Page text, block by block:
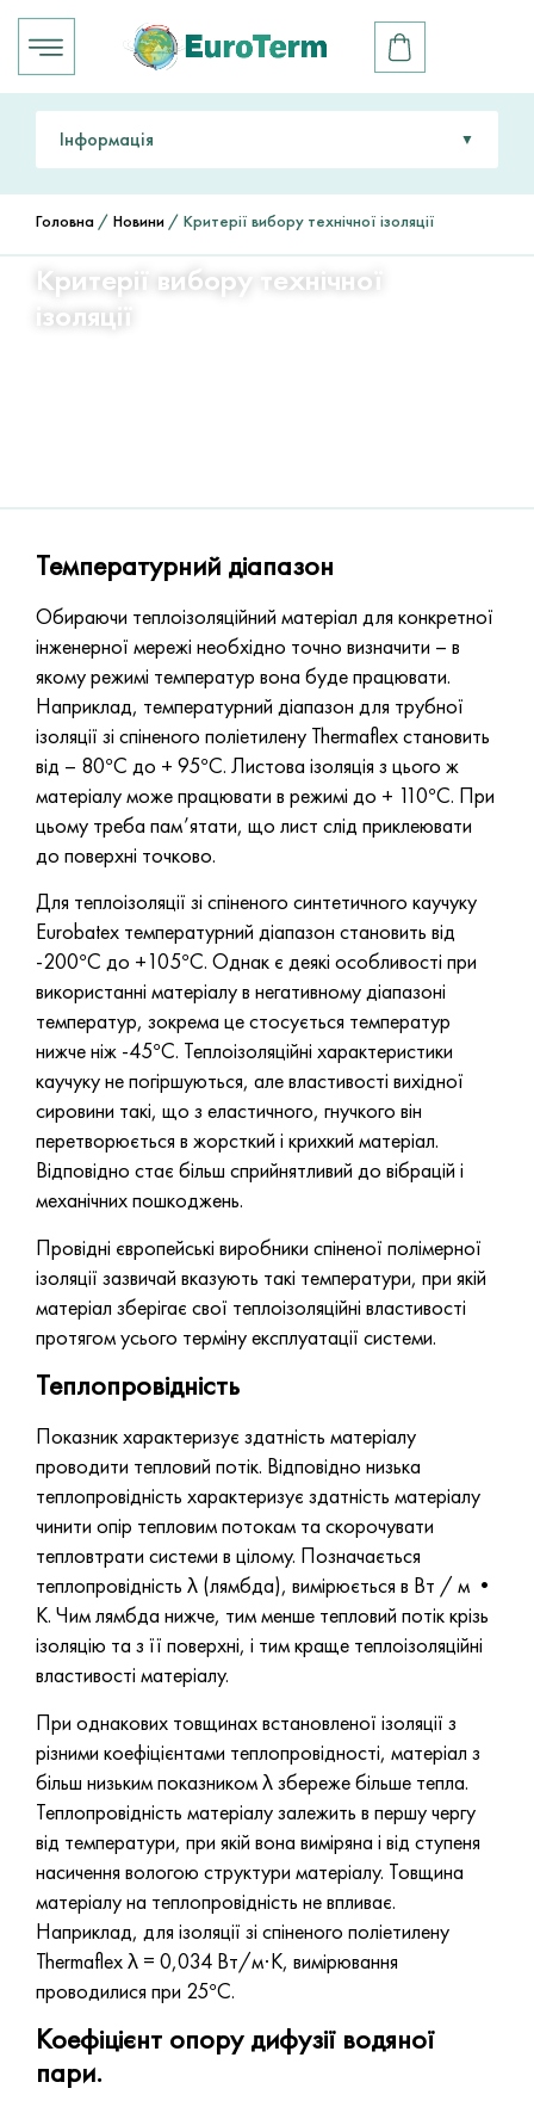
Інформація
Всі акції та події
Події
Акції
Головна / Новини / Критерії вибору технічної ізоляції
Критерії вибору технічної
ізоляції
Температурний діапазон
Обираючи теплоізоляційний матеріал для конкретної
інженерної мережі необхідно точно визначити – в
якому режимі температур вона буде працювати.
Наприклад, температурний діапазон для трубної
ізоляції зі спіненого поліетилену Thermaflex становить
від – 80°С до + 95°С. Листова ізоляція з цього ж
матеріалу може працювати в режимі до + 110°С. При
цьому треба пам’ятати, що лист слід приклеювати
до поверхні точково.
Для теплоізоляції зі спіненого синтетичного каучуку
Eurobatex температурний діапазон становить від
-200°С до +105°С. Однак є деякі особливості при
використанні матеріалу в негативному діапазоні
температур, зокрема це стосується температур
нижче ніж -45°С. Теплоізоляційні характеристики
каучуку не погіршуються, але властивості вихідної
сировини такі, що з еластичного, гнучкого він
перетворюється в жорсткий і крихкий матеріал.
Відповідно стає більш сприйнятливий до вібрацій і
механічних пошкоджень.
Провідні європейські виробники спіненої полімерної
ізоляції зазвичай вказують такі температури, при якій
матеріал зберігає свої теплоізоляційні властивості
протягом усього терміну експлуатації системи.
Теплопровідність
Показник характеризує здатність матеріалу
проводити тепловий потік. Відповідно низька
теплопровідність характеризує здатність матеріалу
чинити опір тепловим потокам та скорочувати
тепловтрати системи в цілому. Позначається
теплопровідність λ (лямбда), вимірюється в Вт / м •
К. Чим лямбда нижче, тим менше тепловий потік крізь
ізоляцію та з її поверхні, і тим краще теплоізоляційні
властивості матеріалу.
При однакових товщинах встановленої ізоляції з
різними коефіцієнтами теплопровідності, матеріал з
більш низьким показником λ збереже більше тепла.
Теплопровідність матеріалу залежить в першу чергу
від температури, при якій вона виміряна і від ступеня
насичення вологою структури матеріалу. Товщина
матеріалу на теплопровідність не впливає.
Наприклад, для ізоляції зі спіненого поліетилену
Thermaflex λ = 0,034 Вт/м·К, вимірювання
проводилися при 25°С.
Коефіцієнт опору дифузії водяної
пари.